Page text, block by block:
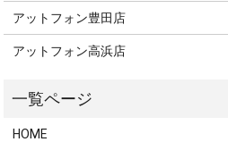
アットフォン豊田店
アットフォン高浜店
HOME